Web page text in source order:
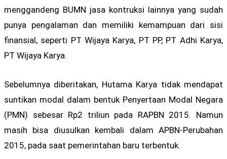
menggandeng BUMN jasa kontruksi lainnya yang sudah
punya pengalaman dan memiliki kemampuan dari sisi
finansial, seperti PT Wijaya Karya, PT PP, PT Adhi Karya,
PT Wijaya Karya.
Sebelumnya diberitakan, Hutama Karya tidak mendapat
suntikan modal dalam bentuk Penyertaan Modal Negara
(PMN) sebesar Rp2 triliun pada RAPBN 2015. Namun
masih bisa diusulkan kembali dalam APBN-Perubahan
2015, pada saat pemerintahan baru terbentuk.